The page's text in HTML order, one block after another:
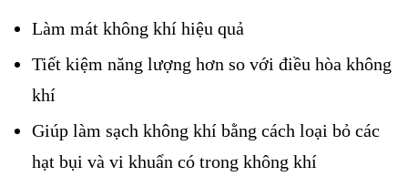
Làm mát không khí hiệu quả
Tiết kiệm năng lượng hơn so với điều hòa không
khí
Giúp làm sạch không khí bằng cách loại bỏ các
hạt bụi và vi khuẩn có trong không khí